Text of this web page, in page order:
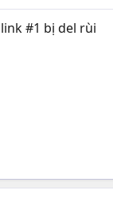
#1 bị del rùi